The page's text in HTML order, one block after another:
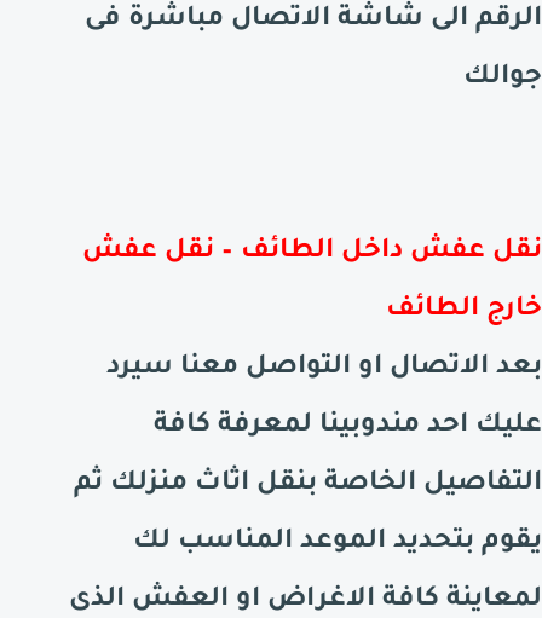
الرقم الى شاشة الاتصال مباشرة فى
جوالك
نقل عفش داخل الطائف – نقل عفش
خارج الطائف
بعد الاتصال او التواصل معنا سيرد
عليك احد مندوبينا لمعرفة كافة
التفاصيل الخاصة بنقل اثاث منزلك ثم
يقوم بتحديد الموعد المناسب لك
لمعاينة كافة الاغراض او العفش الذى